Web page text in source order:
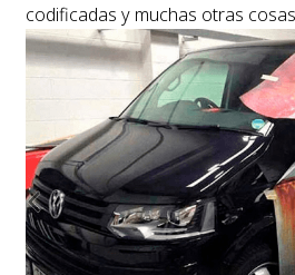
codificadas y muchas otras